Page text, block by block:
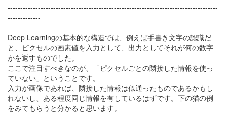
-----------------------------------------------------------------------------------
-------------
Deep Learningの基本的な構造では、例えば手書き文字の認識だ
と、ピクセルの画素値を入力として、出力としてそれが何の数字
かを返すものでした。
ここで注目すべきなのが、「ピクセルごとの隣接した情報を使っ
ていない」ということです。
入力が画像であれば、隣接した情報は似通ったものであるかもし
れないし、ある程度同じ情報を有しているはずです。下の猫の例
をみてもらうと分かると思います。